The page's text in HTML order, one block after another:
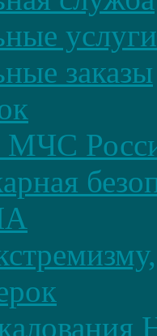
услуги
заказы